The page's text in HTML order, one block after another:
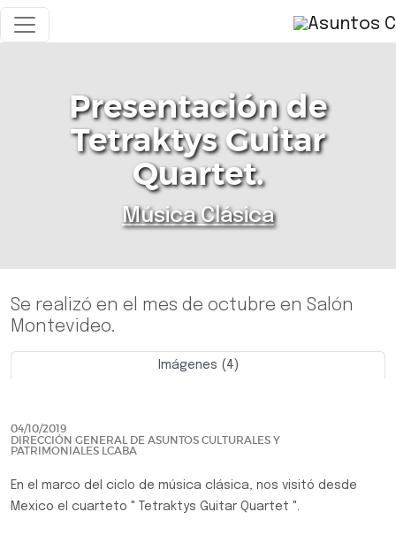
Presentación de
Tetraktys Guitar
Quartet.
Música Clásica
Se realizó en el mes de octubre en Salón
Montevideo.
Imágenes (4)
04/10/2019
DIRECCIÓN GENERAL DE ASUNTOS CULTURALES Y
PATRIMONIALES LCABA
En el marco del ciclo de música clásica, nos visitó desde
Mexico el cuarteto " Tetraktys Guitar Quartet ".